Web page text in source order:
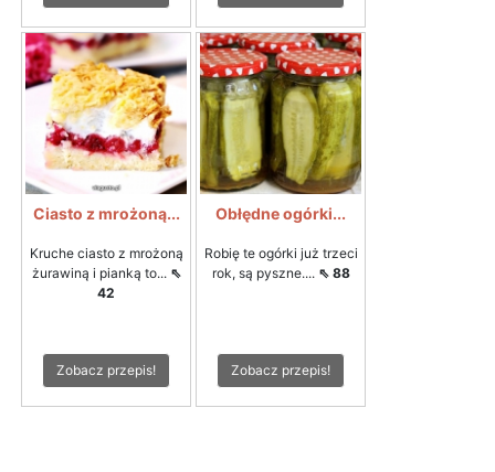
Ciasto z mrożoną...
Kruche ciasto z mrożoną
żurawiną i pianką to... ⇖
42
Zobacz przepis!
Obłędne ogórki...
Robię te ogórki już trzeci
rok, są pyszne.... ⇖ 88
Zobacz przepis!